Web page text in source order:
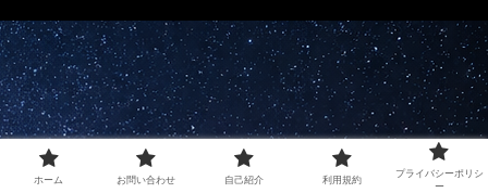
ホーム お問い合わせ 自己紹介 利用規約
プライバシーポリシ
ー